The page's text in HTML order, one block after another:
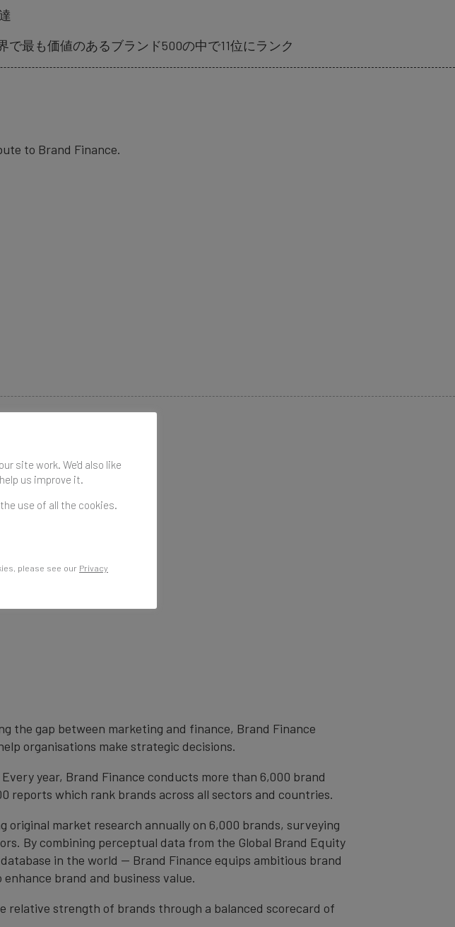
最も価値のあるブランド500の中で11位にランク
to Brand Finance.
the gap between marketing and finance, Brand Finance
organisations make strategic decisions.
year, Brand Finance conducts more than 6,000 brand
reports which rank brands across all sectors and countries.
market research annually on 6,000 brands, surveying
By combining perceptual data from the Global Brand Equity
in the world — Brand Finance equips ambitious brand
brand and business value.
relative strength of brands through a balanced scorecard of
site work. We'd also like
us improve it.
use of all the cookies.
please see our Privacy